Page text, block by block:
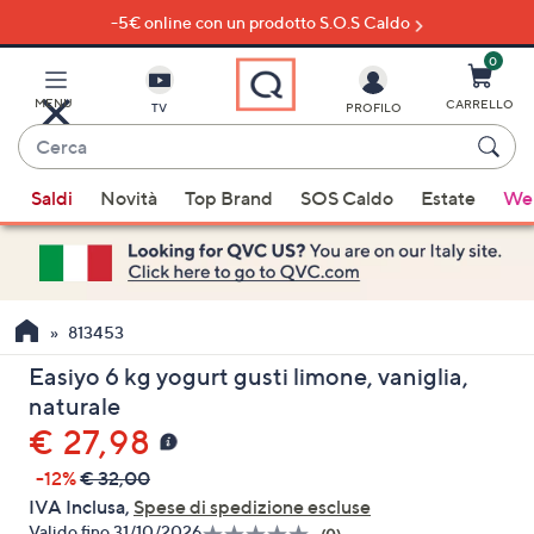
al
principale
-5€ online con un prodotto S.O.S Caldo
MENU TV
Cerca
sono
disponibili
suggerimenti,
usa
i
tasti
freccia
su
oppure
scorri
PROFILO
0
CARRELLO
Saldi Novità Top Brand SOS Caldo Estate
813453
Easiyo 6 kg yogurt gusti limone, vaniglia,
naturale
€ 27,98
-12%€ 32,00
IVA Inclusa, Spese di spedizione escluse